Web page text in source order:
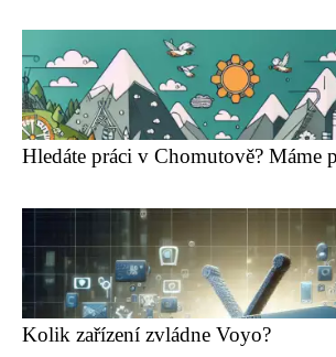
Hledáte práci v Chomutově? Máme
Kolik zařízení zvládne Voyo?